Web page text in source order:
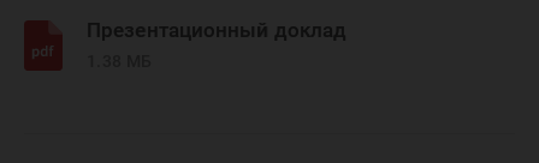
Презентационный доклад